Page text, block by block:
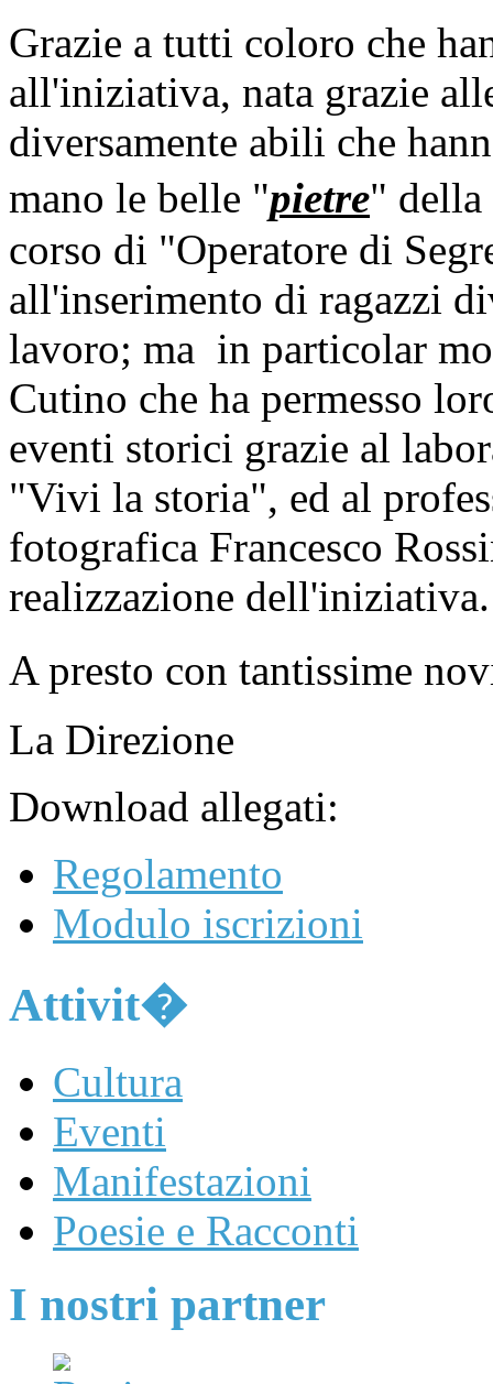
Grazie a tutti coloro che
all'iniziativa, nata grazie
diversamente abili che
mano le belle "pietre"
corso di "Operatore di
all'inserimento di ragazzi
lavoro; ma in particolar
Cutino che ha permesso
eventi storici grazie al
"Vivi la storia", ed al
fotografica Francesco
realizzazione dell'iniziativa.
A presto con tantissime
La Direzione
Download allegati:
Regolamento
Modulo iscrizioni
Attivit�
Cultura
Eventi
Manifestazioni
Poesie e Racconti
I nostri partner